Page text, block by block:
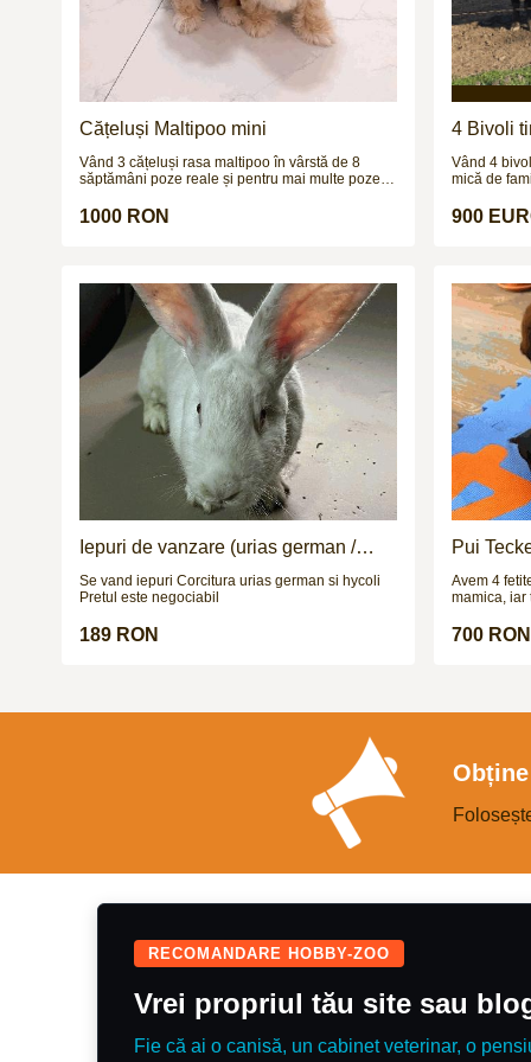
Cățeluși Maltipoo mini
Vând 3 cățeluși rasa maltipoo în vârstă de 8
săptămâni poze reale și pentru mai multe poze și
1000 RON
4 Bivoli
Vând 4
mică de
la 250–300
dezvoltate,
fără grabă.
multe
900
Iepuri de vanzare (urias german /
Se vand iepuri Corcitura urias german si hycoli
Pretul este negociabil
189 RON
Pui
Avem 4 fetite
mamica, iar
urmeaza sa
700 RON
RECOMANDARE HOBBY-ZOO
Vrei propriul tău site sau
Fie că ai o canisă, un cabinet veterinar, o